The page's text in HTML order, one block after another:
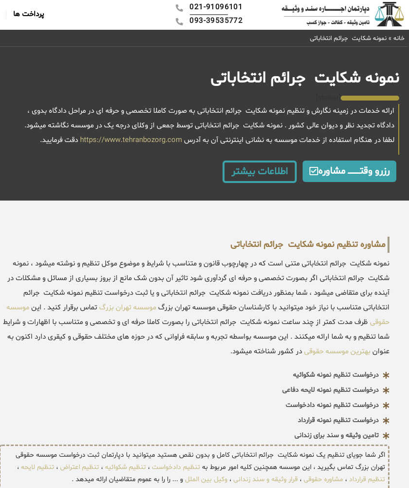
021-91096101
093-39535772
پرداخت ها
خانه » نمونه شکایت جرائم انتخاباتی
نمونه شکایت جرائم انتخاباتی
ارائه خدمات در زمینه نگارش و تنظیم نمونه شکایت جرائم انتخاباتی به صورت کاملا تخصصی و حرفه ای در مراحل دادگاه بدوی ،
دادگاه تجدید نظر و دیوان عالی کشور . نمونه شکایت جرائم انتخاباتی توسط جمعی از وکلای درجه یک در موسسه نگاشته میشود.
لطفا در هنگام استفاده از خدمات موسسه به نشانی اینترنتی آن به آدرس https://www.tehranbozorg.com دقت فرمایید.
رزرو وقتــــــــــــ مشاوره اطلاعات بیشتر
مشاوره تنظیم نمونه شکایت جرائم انتخاباتی
نمونه شکایت جرائم انتخاباتی متنی است که در چهارچوب قانون و متناسب با شرایط و موضوع موکل تنظیم و نوشته میشود ، نمونه
شکایت جرائم انتخاباتی اگر بصورت تخصصی و حرفه ای گردآوری شود تاثیر آن بدون شک مانع از بروز بسیاری از مسائل و مشکلات در
آینده برای متقاضی میشود ، شما بمنظور دریافت نمونه شکایت جرائم انتخاباتی و یا ثبت درخواست تنظیم نمونه شکایت جرائم
انتخاباتی متناسب با نیاز خود میتوانید با کارشناسان حقوقی موسسه تهران بزرگموسسه تهران بزرگتماس برقرار کنید . اینموسسه
حقوقی ظرف مدت کمتر از چند ساعت نمونه شکایت جرائم انتخاباتی را بصورت کاملا حرفه ای و تخصصی و متناسب با اظهارات و شرایط
شما تنظیم و به شما ارائه میکنند . این موسسه بواسطه تجربه و سابقه فراوانی که در حوزه های مختلف حقوقی و کیقری دارد اکنون به
عنوانبهترین موسسه حقوقیدر کشور شناخته میشود.
درخواست تنظیم نمونه شکوائیه
درخواست تنظیم نمونه لایحه دفاعی
درخواست تنظیم نمونه دادخواست
درخواست تنظیم نمونه قرارداد
تامین وثیقه و سند برای زندانی
اگر شما جویای تنظیم یک نمونه شکایت جرائم انتخاباتی کامل و بدون نقص هستید میتوانید با دپارتمان ثبت درخواست موسسه حقوقی
تهران بزرگ تماس بگیرید ، این موسسه همچنین کلیه امور مربوط به تنظیم دادخواست ، تنظیم شکوائیه ، تنظیم اعتراض ، تنظیم لایحه ،
تنظیم قرارداد ، مشاوره حقوقی ، قرار وثیقه و سند زندانی ، وکیل بین الملل و ... را را به عموم متقاضیان ارائه میدهد .